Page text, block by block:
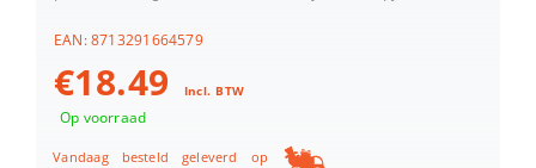
EAN:8713291664579
€18.49 Incl. BTW
Op voorraad
Vandaag besteld geleverd op